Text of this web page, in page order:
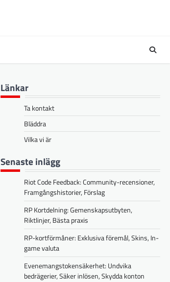
Länkar
Ta kontakt
Bläddra
Vilka vi är
Senaste inlägg
Riot Code Feedback: Community-recensioner,
Framgångshistorier, Förslag
RP Kortdelning: Gemenskapsutbyten,
Riktlinjer, Bästa praxis
RP-kortförmåner: Exklusiva föremål, Skins, In-
game valuta
Evenemangstokensäkerhet: Undvika
bedrägerier, Säker inlösen, Skydda konton